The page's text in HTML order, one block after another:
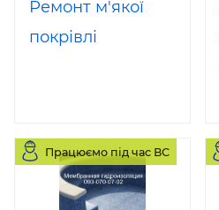
Ремонт м'якої
покрівлі
Працюємо під час ВС